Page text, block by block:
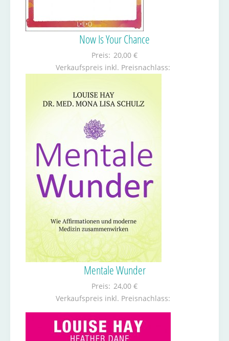
Now Is Your Chance
Preis: 20,00 €
Verkaufspreis inkl. Preisnachlass:
Mentale Wunder
Preis: 24,00 €
Verkaufspreis inkl. Preisnachlass: